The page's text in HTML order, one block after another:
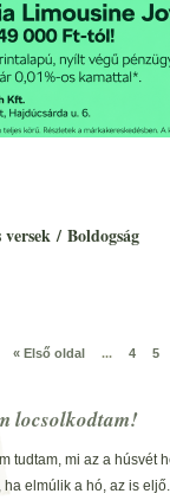
versek / Boldogság
« Első oldal ... 4 5
locsolkodtam!
tudtam, mi az a húsvét
ha elmúlik a hó, az is eljő.